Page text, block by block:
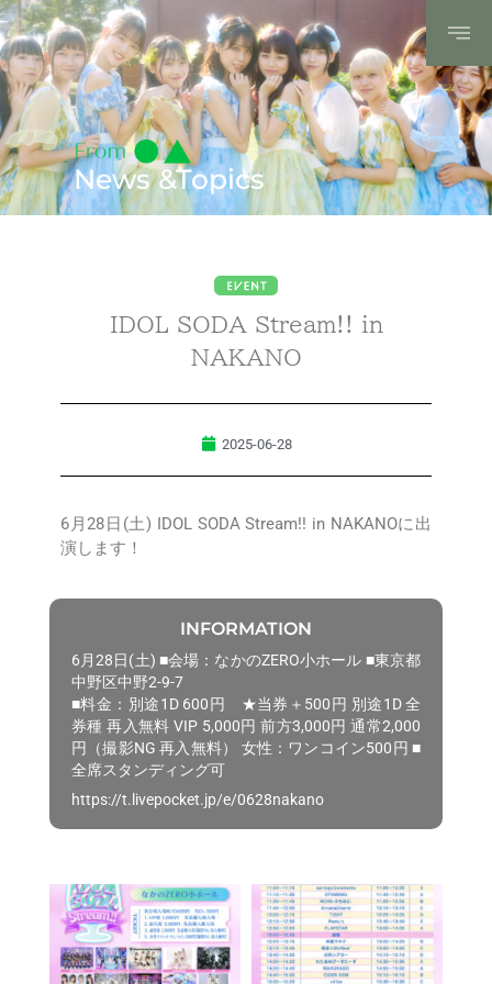
News &Topics
IDOL SODA Stream!! in
NAKANO
2025-06-28
6月28日(土) IDOL SODA Stream!! in NAKANOに出
演します！
INFORMATION
6月28日(土) ■会場：なかのZERO小ホール ■東京都
中野区中野2-9-7
■料金：別途1D 600円 ★当券＋500円 別途1D 全
券種 再入無料 VIP 5,000円 前方3,000円 通常2,000
円（撮影NG 再入無料） 女性：ワンコイン500円 ■
全席スタンディング可
https://t.livepocket.jp/e/0628nakano